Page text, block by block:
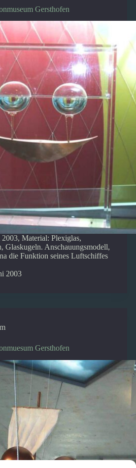
Gersthofen
Material: Plexiglas,
Glaskugeln. Anschauungsmodell,
die Funktion seines Luftschiffes
2003
Gersthofen